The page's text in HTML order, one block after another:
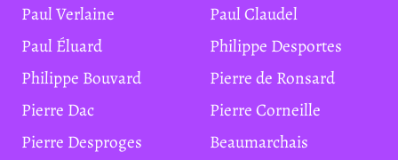
Paul Verlaine
Paul Claudel
Paul Éluard
Philippe Desportes
Philippe Bouvard
Pierre de Ronsard
Pierre Dac
Pierre Corneille
Pierre Desproges
Beaumarchais